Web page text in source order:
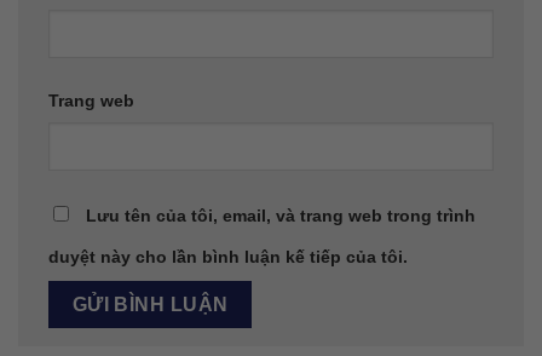
Trang web
Lưu tên của tôi, email, và trang web trong trình
duyệt này cho lần bình luận kế tiếp của tôi.